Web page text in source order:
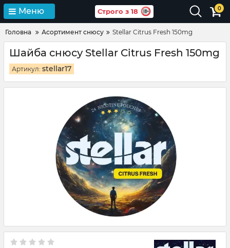
Меню Строго з 18 0
Головна Асортимент снюсу Stellar Citrus Fresh 150mg
Шайба снюсу Stellar Citrus Fresh 150mg
Артикул: stellar17